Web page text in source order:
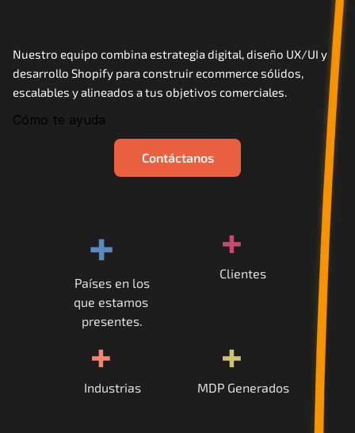
MHA Academy
Contáctanos
Nuestro equipo combina estrategia digital, diseño UX/UI y
desarrollo Shopify para construir ecommerce sólidos,
escalables y alineados a tus objetivos comerciales.
Cómo te ayuda
Contáctanos
+
Países en los
que estamos
presentes.
+
Clientes
+
Industrias
+
MDP Generados